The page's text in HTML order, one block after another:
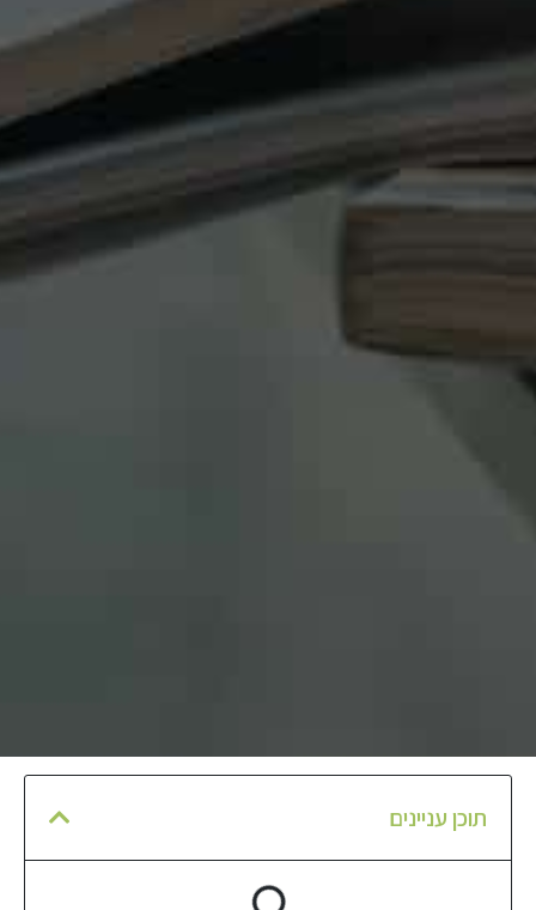
תוכן עניינים